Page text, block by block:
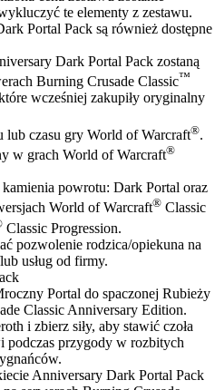
te elementy z zestawu.
Portal Pack są również dostępne
Dark Portal Pack zostaną
Burning Crusade Classic™
wcześniej zakupiły oryginalny
lub czasu gry World of Warcraft®.
w grach World of Warcraft®
powrotu: Dark Portal oraz
World of Warcraft® Classic
Classic Progression.
pozwolenie rodzica/opiekuna na
usług od firmy.
Portal do spaczonej Rubieży
Classic Anniversary Edition.
i zbierz siły, aby stawić czoła
podczas przygody w rozbitych
Anniversary Dark Portal Pack